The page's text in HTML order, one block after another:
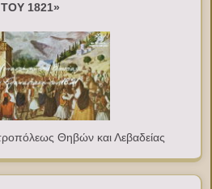
ΤΟΥ 1821»
Θηβών και Λεβαδείας